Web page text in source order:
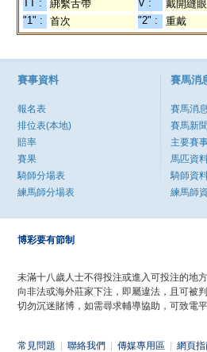
TT : 綁繫舌帶 V : 戴開縫
"1" :
首次 "2" : 重戴
賽事資料
報名表
排位表(本地)
賠率
賽果
騎師分場表
練馬師分場表
賽馬消
賽馬消息
賽馬新
主要賽
馬匹資
騎師資
練馬師
博彩要有節制
未滿十八歲人士不得投注或進入可投注的地方
向非法或海外莊家下注，即屬違法，且可被判
切勿沉迷賭博，如需尋求輔導協助，可致電
常見問題 聯絡我們 傳媒專用區 網頁